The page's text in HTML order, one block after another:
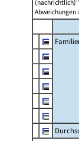
Abweichungen